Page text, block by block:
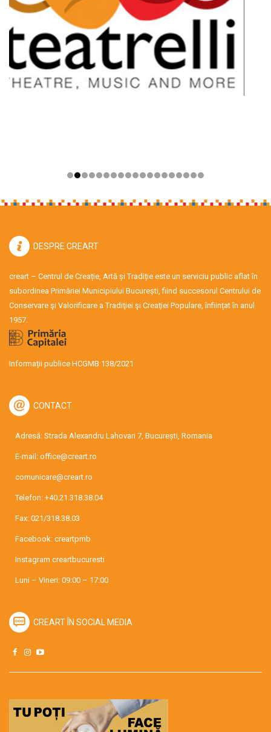
DESPRE CREART
creart – Centrul de Creație, Artă și Tradiție este un serviciu public aflat în
subordinea Primăriei Municipiului București, fiind succesorul Centrului de
Conservare şi Valorificare a Tradiţiei şi Creaţiei Populare, înființat în anul
1957.
Informații publice HCGMB 138/2021
CONTACT
Adresă: Strada Alexandru Lahovari 7, București, Romania
E-mail: office@creart.ro
comunicare@creart.ro
Telefon: +40.21.318.38.04
Fax: 021/318.38.03
Facebook: creartpmb
Instagram creartbucuresti
Luni – Vineri: 09:00 – 17:00
CREART ÎN SOCIAL MEDIA